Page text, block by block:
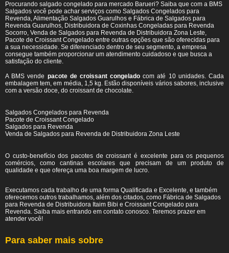
Procurando salgado congelado para mercado Barueri? Saiba que com a BMS
Salgados você pode achar serviços como Salgados Congelados para
Revenda, Alimentação Salgados Guarulhos e Fábrica de Salgados para
Revenda Guarulhos, Distribuidora de Coxinhas Congeladas para Revenda
Socorro, Venda de Salgados para Revenda de Distribuidora Zona Leste,
Pacote de Croissant Congelado entre outras opções que são oferecidas para
a sua necessidade. Se diferenciado dentro de seu segmento, a empresa
consegue também proporcionar um atendimento cuidadoso e que busca a
satisfação do cliente.
A BMS vende pacote de croissant congelado com até 10 unidades. Cada
embalagem tem, em média, 1,5 kg. Estão disponíveis vários sabores, inclusive
com a versão doce, do croissant de chocolate.
Salgados Congelados para Revenda
Pacote de Croissant Congelado
Salgados para Revenda
Venda de Salgados para Revenda de Distribuidora Zona Leste
O custo-benefício dos pacotes de croissant é excelente para os pequenos
comércios, como cantinas escolares que precisam de um produto de
qualidade e que ofereça uma boa margem de lucro.
Executamos cada trabalho de uma forma Qualificada e Excelente, e também
oferecemos outros trabalhamos, além dos citados, como Fábrica de Salgados
para Revenda de Distribuidora Itaim Bibi e Croissant Congelado para
Revenda. Saiba mais entrando em contato conosco. Teremos prazer em
atender você!
Para saber mais sobre